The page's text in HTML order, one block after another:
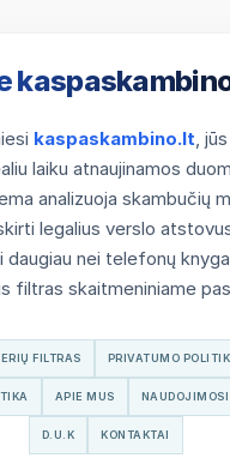
kaspaskambino.lt,
laiku atnaujinamos
analizuoja skambučių
legalius verslo
daugiau nei telefonų
filtras skaitmeniniame
FILTRAS PRIVATUMO
APIE MUS
D.U.K KONTAKTAI